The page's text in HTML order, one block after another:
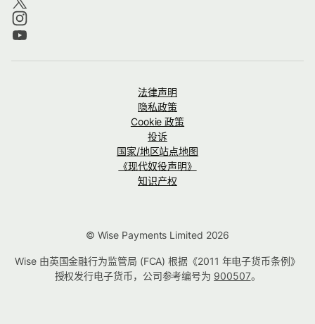
法律声明
隐私政策
Cookie 政策
投诉
国家/地区站点地图
《现代奴役声明》
知识产权
© Wise Payments Limited 2026
Wise 由英国金融行为监管局 (FCA) 根据《2011 年电子货币条例》
授权发行电子货币，公司参考编号为 900507。